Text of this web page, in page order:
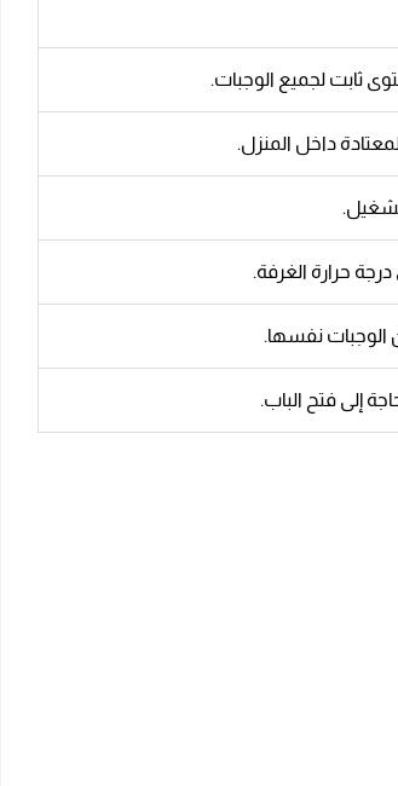
ثابت لجميع الوجبات.
حرارة الغرفة.
الوجبات نفسها.
إلى فتح الباب.